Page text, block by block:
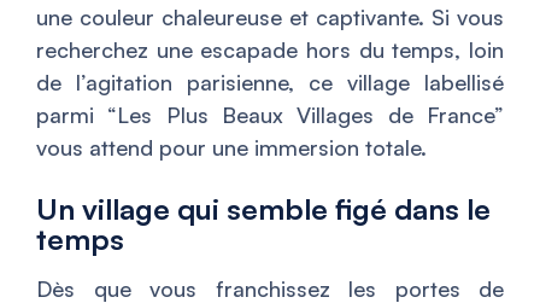
une couleur chaleureuse et captivante. Si vous
recherchez une escapade hors du temps, loin
de l’agitation parisienne, ce village labellisé
parmi “Les Plus Beaux Villages de France”
vous attend pour une immersion totale.
Un village qui semble figé dans le
temps
Dès que vous franchissez les portes de